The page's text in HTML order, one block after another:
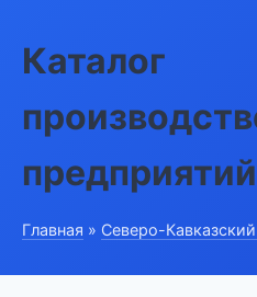
Каталог
предприятий
Главная » Северо-